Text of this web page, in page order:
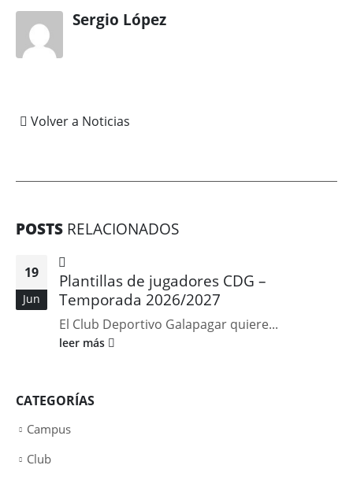
Sergio López
Volver a Noticias
POSTS RELACIONADOS
19
Jun
Plantillas de jugadores CDG –
Temporada 2026/2027
El Club Deportivo Galapagar quiere...
leer más
CATEGORÍAS
Campus
Club